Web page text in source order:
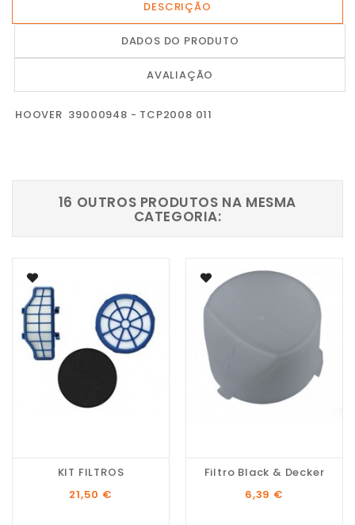
DESCRIÇÃO
DADOS DO PRODUTO
AVALIAÇÃO
HOOVER 39000948 - TCP2008 011
16 OUTROS PRODUTOS NA MESMA
CATEGORIA:
KIT FILTROS
Preço
21,50 €
Filtro Black & Decker
Preço
6,39 €